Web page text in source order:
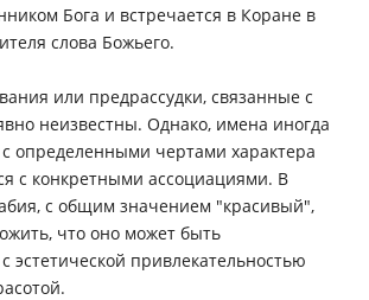
Бога и встречается в Коране в
слова Божьего.
или предрассудки, связанные с
неизвестны. Однако, имена иногда
определенными чертами характера
с конкретными ассоциациями. В
с общим значением "красивый",
что оно может быть
эстетической привлекательностью